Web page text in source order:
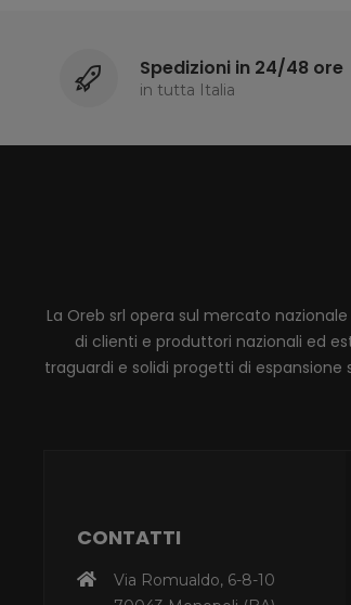
Spedizioni in 24/48 ore
in tutta Italia
La Oreb srl opera sul mercato
di clienti e produttori nazionali ed
traguardi e solidi progetti di
CONTATTI
Via Romualdo, 6-8-10